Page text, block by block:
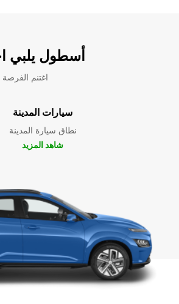
أسطول يلبي
اغتنم الفرصة
سيارات المدينة
نطاق سيارة المدينة
شاهد المزيد